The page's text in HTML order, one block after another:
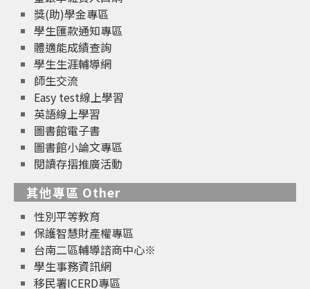
獎(助)學金專區
學生匯款通知專區
體適能成績查詢
學生生涯輔導網
師生交流
Easy test線上學習
英語線上學習
圖書館電子書
圖書館小論文專區
閱讀存摺推廣活動
其他專區 Other
性別平等教育
保護智慧財產權專區
台南二區輔導諮商中心※
學生事務資訊網
移民署ICERD專區